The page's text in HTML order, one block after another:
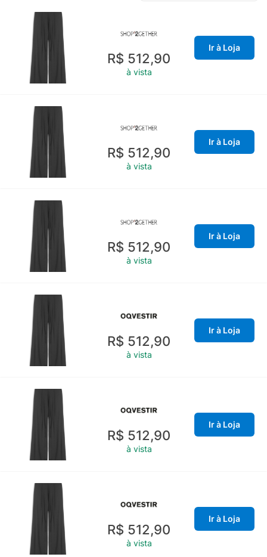
R$ 512,90
à vista
Ir à Loja
R$ 512,90
à vista
Ir à Loja
R$ 512,90
à vista
Ir à Loja
R$ 512,90
à vista
Ir à Loja
R$ 512,90
à vista
Ir à Loja
R$ 512,90
à vista
Ir à Loja